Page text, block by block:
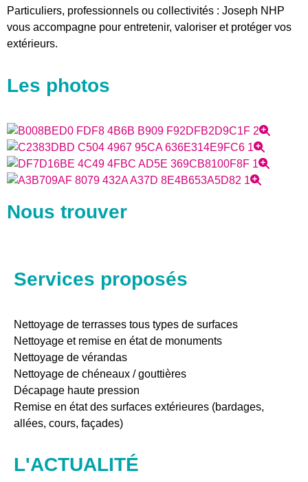
Particuliers, professionnels ou collectivités : Joseph NHP
vous accompagne pour entretenir, valoriser et protéger vos
extérieurs.
Les photos
Nous trouver
Services proposés
Nettoyage de terrasses tous types de surfaces
Nettoyage et remise en état de monuments
Nettoyage de vérandas
Nettoyage de chéneaux / gouttières
Décapage haute pression
Remise en état des surfaces extérieures (bardages,
allées, cours, façades)
L'ACTUALITÉ